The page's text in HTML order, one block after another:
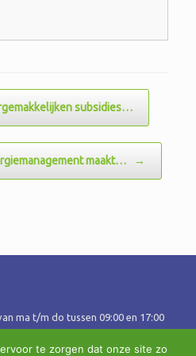
subsidies…
maakt… →
ma t/m do tussen 09:00 en 17:00
uur
van Schendelstraat 600, 3511MJ
te zorgen dat onze site zo